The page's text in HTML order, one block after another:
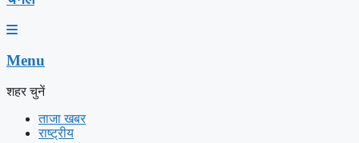
Menu
शहर चुनें
ताजा खबर
राष्ट्रीय